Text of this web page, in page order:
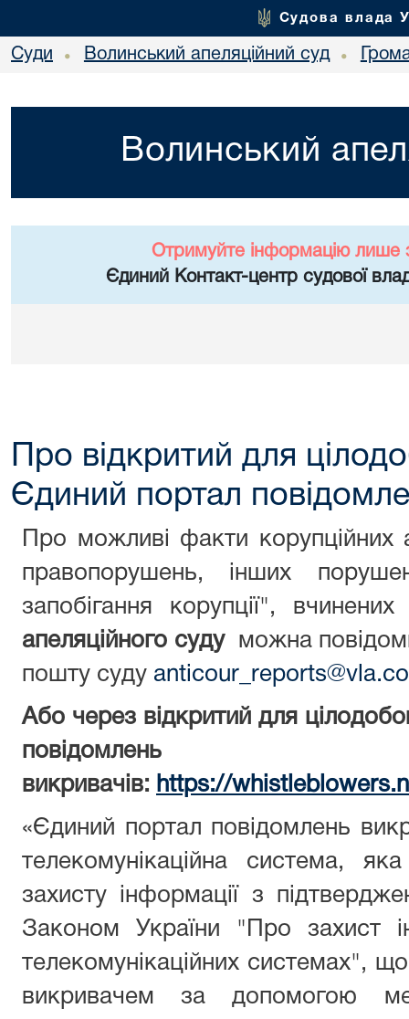
Судова влада
Суди • Волинський апеляційний суд •
Волинський
Отримуйте інформацію лише
Єдиний Контакт-центр судової
Про відкритий для
Єдиний портал
Про можливі факти
правопорушень, інших
запобігання корупції",
апеляційного суду
можна
пошту суду
Або через відкритий для
повідомлень
викривачів: https://
«Єдиний портал повідомлень
телекомунікаційна система,
захисту інформації з
Законом України "Про захист
телекомунікаційних системах",
викривачем за допомогою